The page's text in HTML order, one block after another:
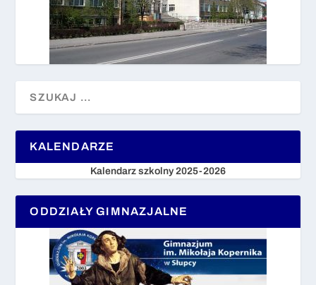
KALENDARZE
Kalendarz szkolny 2025-2026
ODDZIAŁY GIMNAZJALNE